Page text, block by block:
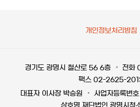
개인정보처리방침
경기도 광명시 철산로 56 6층
전화
팩스 02-2625-
대표자 이사장 박승원
사업자등록번
상호명 재단법인 광명시청